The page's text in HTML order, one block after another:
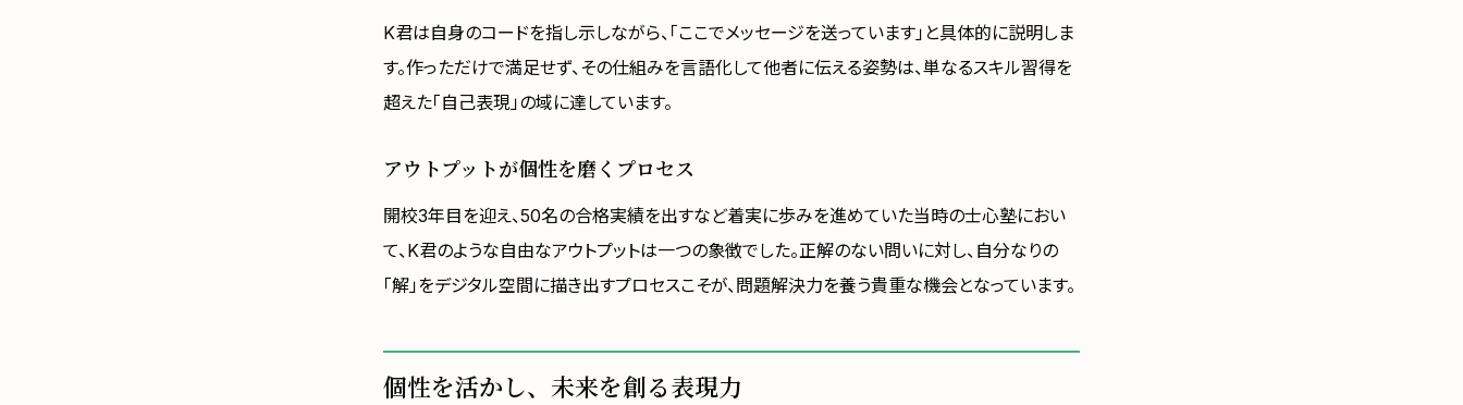
K君は自身のコードを指し示しながら、「ここでメッセージを送っています」と具体的に説明しま
す。作っただけで満足せず、その仕組みを言語化して他者に伝える姿勢は、単なるスキル習得を
超えた「自己表現」の域に達しています。
アウトプットが個性を磨くプロセス
開校3年目を迎え、50名の合格実績を出すなど着実に歩みを進めていた当時の士心塾におい
て、K君のような自由なアウトプットは一つの象徴でした。正解のない問いに対し、自分なりの
「解」をデジタル空間に描き出すプロセスこそが、問題解決力を養う貴重な機会となっています。
個性を活かし、未来を創る表現力